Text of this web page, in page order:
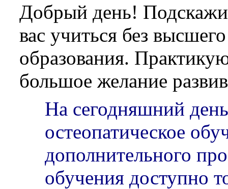
Добрый день!
вас учиться без
образования.
большое желание
На сегодняшний
остеопатическое
дополнительного
обучения доступно